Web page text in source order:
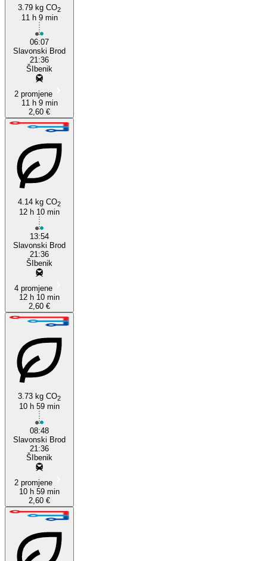
3.79 kg CO2
11 h 9 min
06:07
Slavonski Brod
21:36
ŠIbenik
2 promjene
11 h 9 min
2,60 €
4.14 kg CO2
12 h 10 min
13:54
Slavonski Brod
21:36
ŠIbenik
4 promjene
12 h 10 min
2,60 €
3.73 kg CO2
10 h 59 min
08:48
Slavonski Brod
21:36
ŠIbenik
2 promjene
10 h 59 min
2,60 €